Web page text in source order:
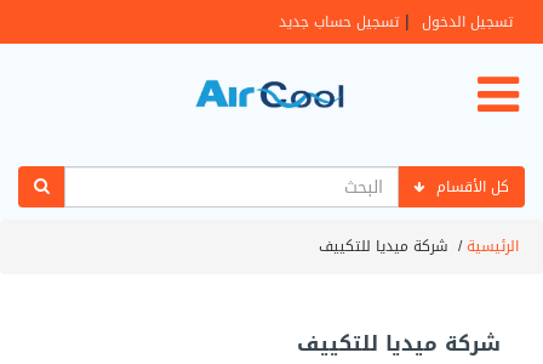
تسجيل الدخول | تسجيل حساب جديد
كل الأقسام
الرئيسية/ شركة ميديا للتكييف
شركة ميديا للتكييف